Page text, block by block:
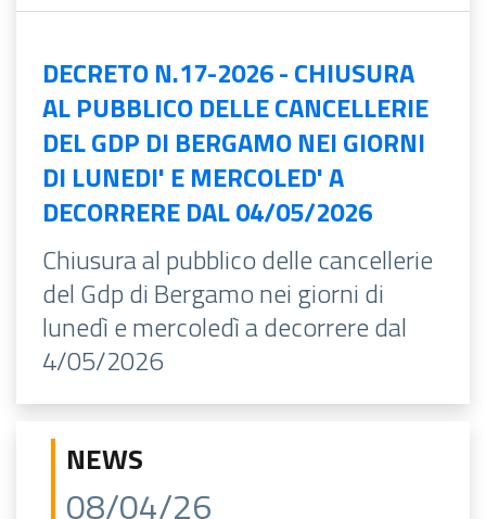
DECRETO N.17-2026 - CHIUSURA
AL PUBBLICO DELLE CANCELLERIE
DEL GDP DI BERGAMO NEI GIORNI
DI LUNEDI' E MERCOLED' A
DECORRERE DAL 04/05/2026
Chiusura al pubblico delle cancellerie
del Gdp di Bergamo nei giorni di
lunedì e mercoledì a decorrere dal
4/05/2026
NEWS
08/04/26